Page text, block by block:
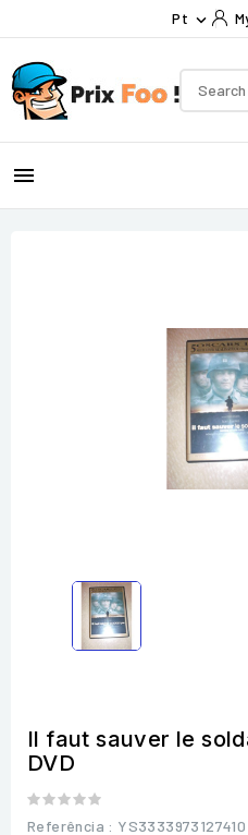
Pt 

Il faut sauver le
DVD
Referência : YS3333973127410